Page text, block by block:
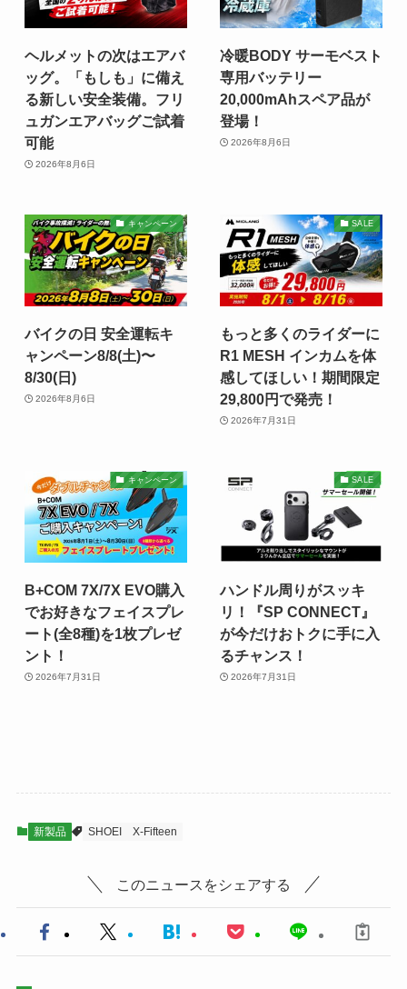
ヘルメットの次はエアバ
ッグ。「もしも」に備え
る新しい安全装備。フリ
ュガンエアバッグご試着
可能
2026年8月6日
冷暖BODY サーモベスト
専用バッテリー
20,000mAhスペア品が
登場！
2026年8月6日
キャンペーン
バイクの日 安全運転キ
ャンペーン8/8(土)〜
8/30(日)
2026年8月6日
SALE
もっと多くのライダーに
R1 MESH インカムを体
感してほしい！期間限定
29,800円で発売！
2026年7月31日
キャンペーン
B+COM 7X/7X EVO購入
でお好きなフェイスプレ
ート(全8種)を1枚プレゼ
ント！
2026年7月31日
SALE
ハンドル周りがスッキ
リ！『SP CONNECT』
が今だけおトクに手に入
るチャンス！
2026年7月31日
新製品 SHOEI X-Fifteen
このニュースをシェアする